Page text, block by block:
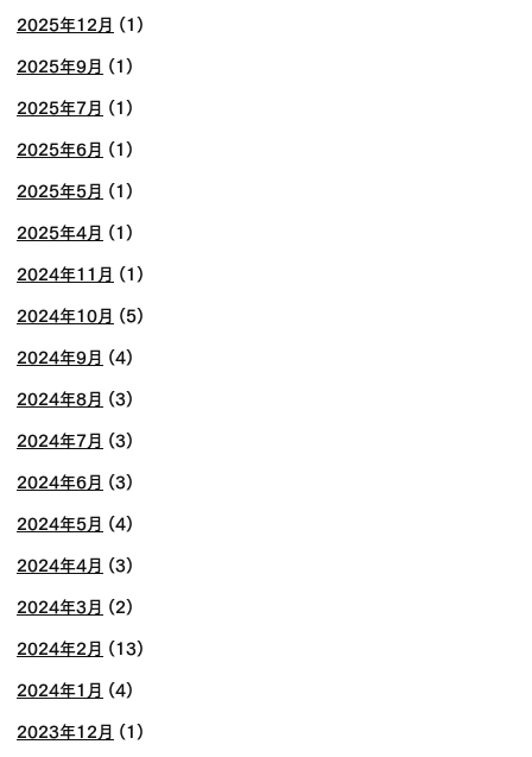
2025年12月 (1)
2025年9月 (1)
2025年7月 (1)
2025年6月 (1)
2025年5月 (1)
2025年4月 (1)
2024年11月 (1)
2024年10月 (5)
2024年9月 (4)
2024年8月 (3)
2024年7月 (3)
2024年6月 (3)
2024年5月 (4)
2024年4月 (3)
2024年3月 (2)
2024年2月 (13)
2024年1月 (4)
2023年12月 (1)